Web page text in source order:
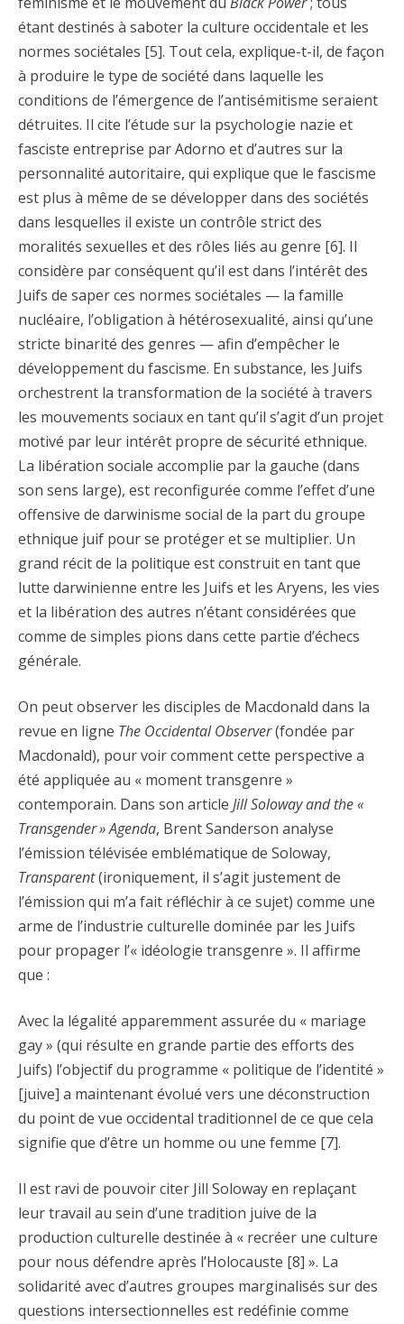
étant destinés à saboter la culture occidentale et les
normes sociétales [5]. Tout cela, explique-t-il, de façon
à produire le type de société dans laquelle les
conditions de l’émergence de l’antisémitisme seraient
détruites. Il cite l’étude sur la psychologie nazie et
fasciste entreprise par Adorno et d’autres sur la
personnalité autoritaire, qui explique que le fascisme
est plus à même de se développer dans des sociétés
dans lesquelles il existe un contrôle strict des
moralités sexuelles et des rôles liés au genre [6]. Il
considère par conséquent qu’il est dans l’intérêt des
Juifs de saper ces normes sociétales — la famille
nucléaire, l’obligation à hétérosexualité, ainsi qu’une
stricte binarité des genres — afin d’empêcher le
développement du fascisme. En substance, les Juifs
orchestrent la transformation de la société à travers
les mouvements sociaux en tant qu’il s’agit d’un projet
motivé par leur intérêt propre de sécurité ethnique.
La libération sociale accomplie par la gauche (dans
son sens large), est reconfigurée comme l’effet d’une
offensive de darwinisme social de la part du groupe
ethnique juif pour se protéger et se multiplier. Un
grand récit de la politique est construit en tant que
lutte darwinienne entre les Juifs et les Aryens, les vies
et la libération des autres n’étant considérées que
comme de simples pions dans cette partie d’échecs
générale.
On peut observer les disciples de Macdonald dans la
revue en ligne The Occidental Observer(fondée par
Macdonald), pour voir comment cette perspective a
été appliquée au « moment transgenre »
contemporain. Dans son article Jill Soloway and the «
Transgender » Agenda, Brent Sanderson analyse
l’émission télévisée emblématique de Soloway,
Transparent(ironiquement, il s’agit justement de
l’émission qui m’a fait réfléchir à ce sujet) comme une
arme de l’industrie culturelle dominée par les Juifs
pour propager l’« idéologie transgenre ». Il affirme
que :
Avec la légalité apparemment assurée du « mariage
gay » (qui résulte en grande partie des efforts des
Juifs) l’objectif du programme « politique de l’identité »
[juive] a maintenant évolué vers une déconstruction
du point de vue occidental traditionnel de ce que cela
signifie que d’être un homme ou une femme [7].
Il est ravi de pouvoir citer Jill Soloway en replaçant
leur travail au sein d’une tradition juive de la
production culturelle destinée à « recréer une culture
pour nous défendre après l’Holocauste [8] ». La
solidarité avec d’autres groupes marginalisés sur des
questions intersectionnelles est redéfinie comme